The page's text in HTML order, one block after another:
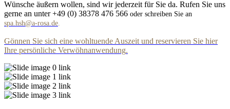
Wünsche äußern wollen, sind wir jederzeit für Sie da. Rufen Sie uns
gerne an unter +49 (0) 38378 476 566 oder schreiben Sie an
spa.hsh@a-rosa.de
Gönnen Sie sich eine wohltuende Auszeit und reservieren Sie hier
Ihre persönliche Verwöhnanwendung.